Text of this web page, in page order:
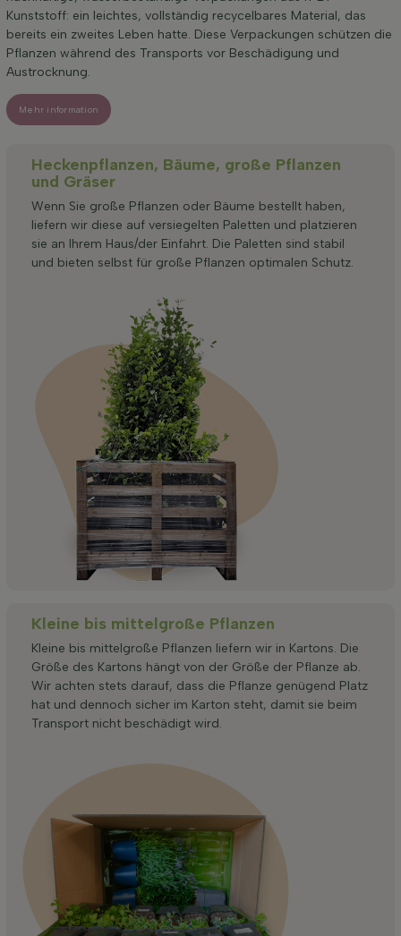
Kunststoff: ein leichtes, vollständig recycelbares Material, das
bereits ein zweites Leben hatte. Diese Verpackungen schützen die
Pflanzen während des Transports vor Beschädigung und
Austrocknung.
Mehr information
Heckenpflanzen, Bäume, große Pflanzen
und Gräser
Wenn Sie große Pflanzen oder Bäume bestellt haben,
liefern wir diese auf versiegelten Paletten und platzieren
sie an Ihrem Haus/der Einfahrt. Die Paletten sind stabil
und bieten selbst für große Pflanzen optimalen Schutz.
Kleine bis mittelgroße Pflanzen
Kleine bis mittelgroße Pflanzen liefern wir in Kartons. Die
Größe des Kartons hängt von der Größe der Pflanze ab.
Wir achten stets darauf, dass die Pflanze genügend Platz
hat und dennoch sicher im Karton steht, damit sie beim
Transport nicht beschädigt wird.